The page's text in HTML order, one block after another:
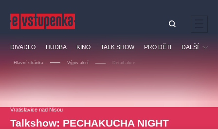
DIVADLO HUDBA KINO TALK SHOW PRO DĚTI DALŠÍ
Prohlídky
Hlavní stránka Výpis akcí Detail akce
Vratislavice nad Nisou
Talkshow: PECHAKUCHA NIGHT
Nejnavštěvovanější
doporučujeme dfxs